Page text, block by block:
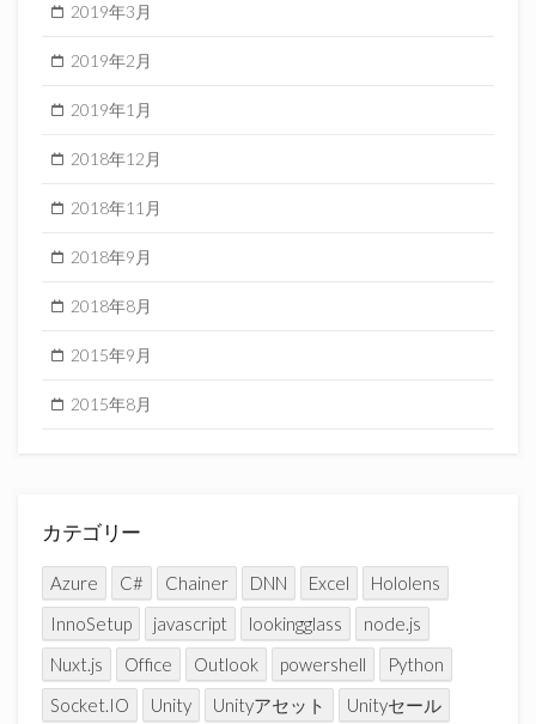
2019年3月
2019年2月
2019年1月
2018年12月
2018年11月
2018年9月
2018年8月
2015年9月
2015年8月
カテゴリー
Azure C# Chainer DNN Excel
Hololens
InnoSetup
javascript lookingglass
node.js
Nuxt.js
Office Outlook powershell
Python
Socket.IO
Unity Unityアセット Unityセール